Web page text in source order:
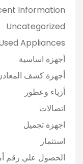
Information
Uncategorized
Appliances
أجهزة اساسية
أجهزة كشف
أزياء وعطور
اتصالات
اجهزة تجميل
استثمار
الحصول علي رقم